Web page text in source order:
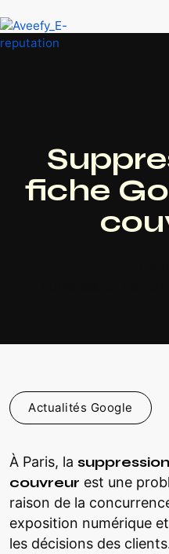
fiche
Actualités Google
À Paris, la
couvreur est une
raison de la
exposition numérique
les décisions des